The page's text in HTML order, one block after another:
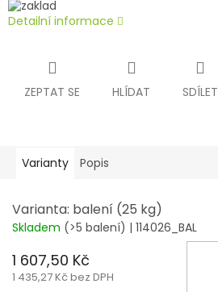
Detailní informace
ZEPTAT SE HLÍDAT SDÍLET
Varianty Popis
Varianta: balení (25 kg)
Skladem (>5 balení) | 114026_BAL
1 607,50 Kč
1 435,27 Kč bez DPH